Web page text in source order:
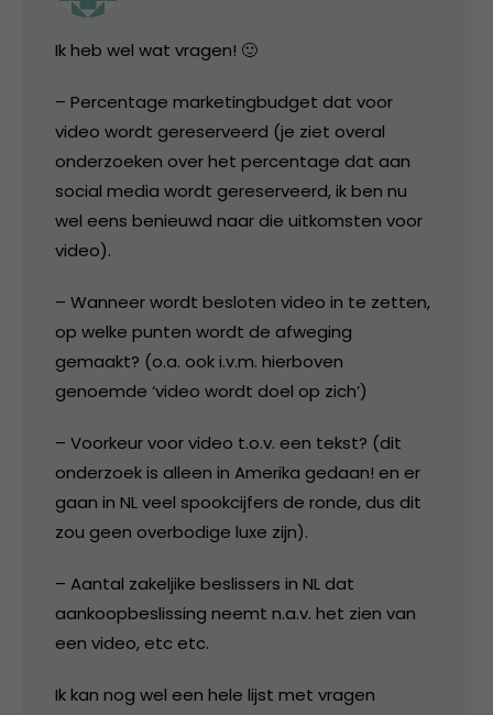
Ik heb wel wat vragen! 🙂
– Percentage marketingbudget dat voor
video wordt gereserveerd (je ziet overal
onderzoeken over het percentage dat aan
social media wordt gereserveerd, ik ben nu
wel eens benieuwd naar die uitkomsten voor
video).
– Wanneer wordt besloten video in te zetten,
op welke punten wordt de afweging
gemaakt? (o.a. ook i.v.m. hierboven
genoemde ‘video wordt doel op zich’)
– Voorkeur voor video t.o.v. een tekst? (dit
onderzoek is alleen in Amerika gedaan! en er
gaan in NL veel spookcijfers de ronde, dus dit
zou geen overbodige luxe zijn).
– Aantal zakeljike beslissers in NL dat
aankoopbeslissing neemt n.a.v. het zien van
een video, etc etc.
Ik kan nog wel een hele lijst met vragen